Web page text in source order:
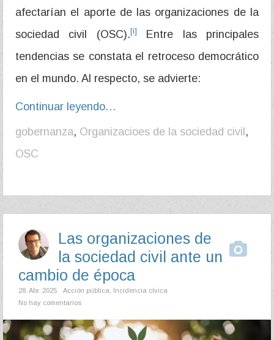
afectarían el aporte de las organizaciones de la
sociedad civil (OSC).[i]
Entre las principales
tendencias se constata el retroceso democrático
en el mundo. Al respecto, se advierte:
Continuar leyendo…
gobernanza, Organizacioes de la sociedad civil,
OSC
Las organizaciones de
la sociedad civil ante un
cambio de época
28. Abr. 2025 Acción pública
Incidencia cívica
No hay comentarios